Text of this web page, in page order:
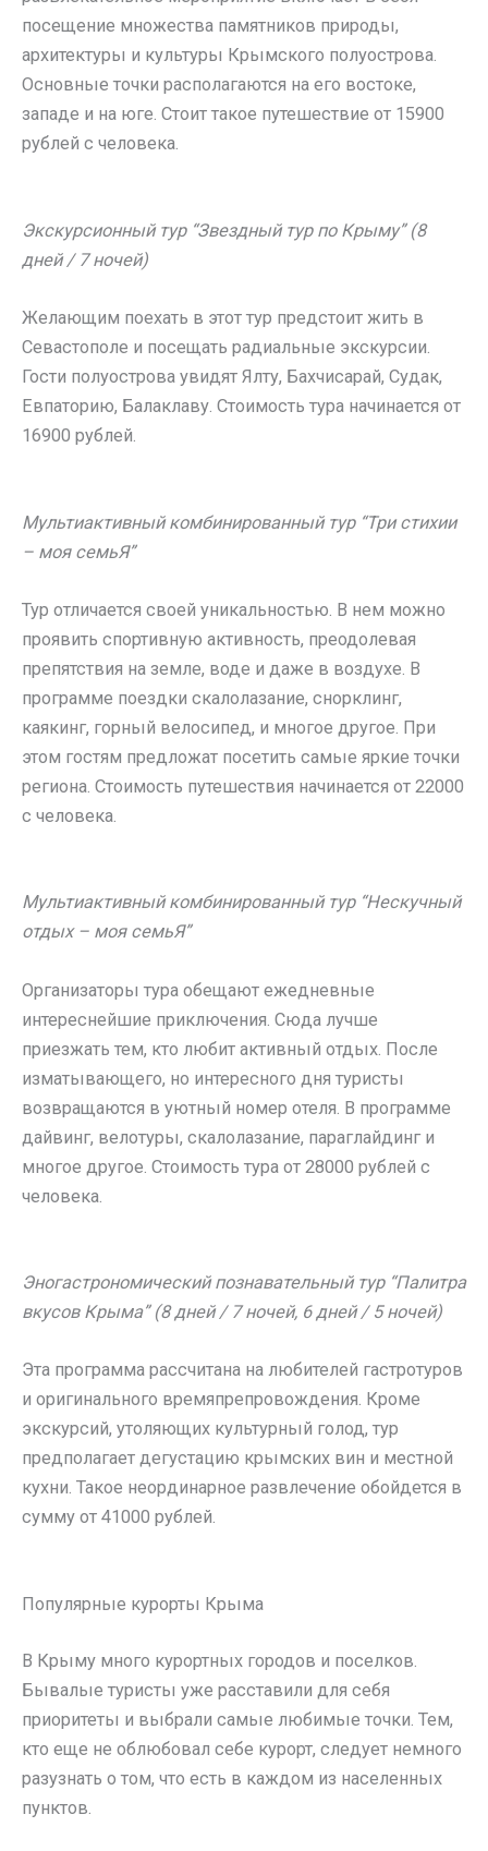
посещение множества памятников природы,
архитектуры и культуры Крымского полуострова.
Основные точки располагаются на его востоке,
западе и на юге. Стоит такое путешествие от 15900
рублей с человека.
Экскурсионный тур “Звездный тур по Крыму” (8
дней / 7 ночей)
Желающим поехать в этот тур предстоит жить в
Севастополе и посещать радиальные экскурсии.
Гости полуострова увидят Ялту, Бахчисарай, Судак,
Евпаторию, Балаклаву. Стоимость тура начинается от
16900 рублей.
Мультиактивный комбинированный тур “Три стихии
– моя семьЯ”
Тур отличается своей уникальностью. В нем можно
проявить спортивную активность, преодолевая
препятствия на земле, воде и даже в воздухе. В
программе поездки скалолазание, снорклинг,
каякинг, горный велосипед, и многое другое. При
этом гостям предложат посетить самые яркие точки
региона. Стоимость путешествия начинается от 22000
с человека.
Мультиактивный комбинированный тур “Нескучный
отдых – моя семьЯ”
Организаторы тура обещают ежедневные
интереснейшие приключения. Сюда лучше
приезжать тем, кто любит активный отдых. После
изматывающего, но интересного дня туристы
возвращаются в уютный номер отеля. В программе
дайвинг, велотуры, скалолазание, параглайдинг и
многое другое. Стоимость тура от 28000 рублей с
человека.
Эногастрономический познавательный тур “Палитра
вкусов Крыма” (8 дней / 7 ночей, 6 дней / 5 ночей)
Эта программа рассчитана на любителей гастротуров
и оригинального времяпрепровождения. Кроме
экскурсий, утоляющих культурный голод, тур
предполагает дегустацию крымских вин и местной
кухни. Такое неординарное развлечение обойдется в
сумму от 41000 рублей.
Популярные курорты Крыма
В Крыму много курортных городов и поселков.
Бывалые туристы уже расставили для себя
приоритеты и выбрали самые любимые точки. Тем,
кто еще не облюбовал себе курорт, следует немного
разузнать о том, что есть в каждом из населенных
пунктов.